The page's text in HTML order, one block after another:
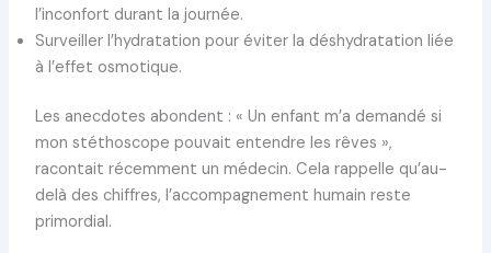
l’inconfort durant la journée.
Surveiller l’hydratation pour éviter la déshydratation liée
à l’effet osmotique.
Les anecdotes abondent : « Un enfant m’a demandé si
mon stéthoscope pouvait entendre les rêves »,
racontait récemment un médecin. Cela rappelle qu’au-
delà des chiffres, l’accompagnement humain reste
primordial.